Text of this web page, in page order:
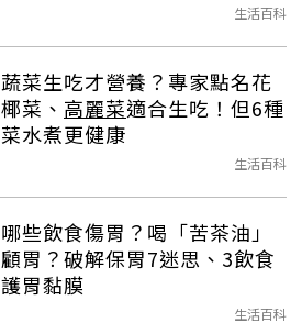
生活百科
蔬菜生吃才營養？專家點名花
椰菜、 高麗菜適合生吃！但6種
菜水煮更健康
生活百科
哪些飲食傷胃？喝「苦茶油」
顧胃？破解保胃7迷思、3飲食
護胃黏膜
生活百科